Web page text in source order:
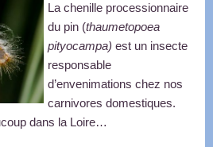
La chenille processionnaire
du pin (thaumetopoea
pityocampa) est un insecte
responsable
d’envenimations chez nos
carnivores domestiques.
dans la Loire…